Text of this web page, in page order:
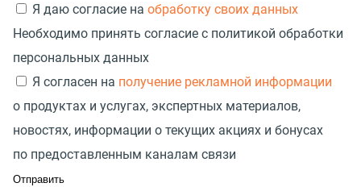
Я даю согласие на обработку своих данных
Необходимо принять согласие с политикой обработки
персональных данных
Я согласен на получение рекламной информации
о продуктах и услугах, экспертных материалов,
новостях, информации о текущих акциях и бонусах
по предоставленным каналам связи